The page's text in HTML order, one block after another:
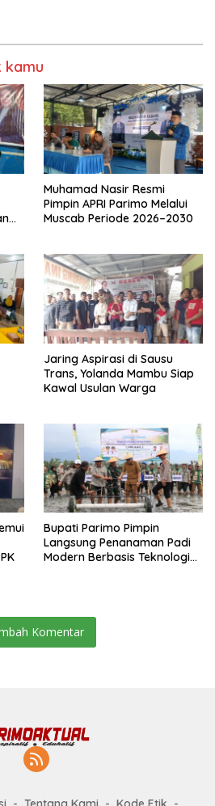
kamu
Muhamad Nasir Resmi
Pimpin APRI Parimo Melalui
Muscab Periode 2026–2030
Jaring Aspirasi di Sausu
Trans, Yolanda Mambu Siap
Kawal Usulan Warga
Bupati Parimo Pimpin
Langsung Penanaman Padi
Modern Berbasis Teknologi
Komentar